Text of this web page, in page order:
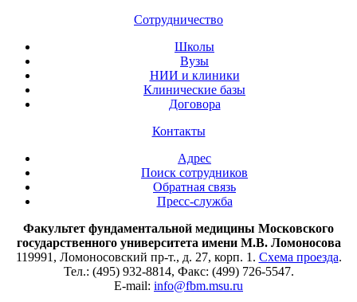
Сотрудничество
Школы
Вузы
НИИ и клиники
Клинические базы
Договора
Контакты
Адрес
Поиск сотрудников
Обратная связь
Пресс-служба
Факультет фундаментальной медицины Московского
государственного университета имени М.В. Ломоносова
119991, Ломоносовский пр-т., д. 27, корп. 1. Схема проезда.
Тел.: (495) 932-8814, Факс: (499) 726-5547.
E-mail: info@fbm.msu.ru